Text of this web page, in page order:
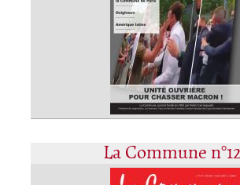
La Commune